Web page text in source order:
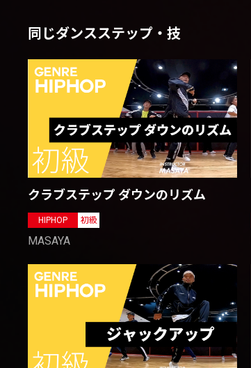
同じダンスステップ・技
クラブステップ ダウンのリズム
HIPHOP 初級
MASAYA